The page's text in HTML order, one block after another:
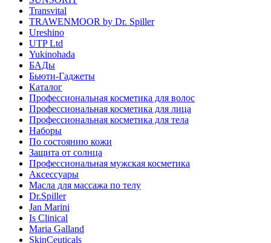
Transvital
TRAWENMOOR by Dr. Spiller
Ureshino
UTP Ltd
Yukinohada
БАДы
Бьюти-Гаджеты
Каталог
Профессиональная косметика для волос
Профессиональная косметика для лица
Профессиональная косметика для тела
Наборы
По состоянию кожи
Защита от солнца
Профессиональная мужская косметика
Аксессуары
Масла для массажа по телу
Dr.Spiller
Jan Marini
Is Clinical
Maria Galland
SkinCeuticals